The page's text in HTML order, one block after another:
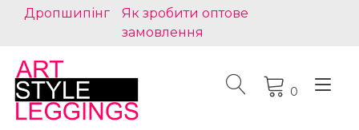
Дропшипінг
Як зробити оптове
замовлення
0